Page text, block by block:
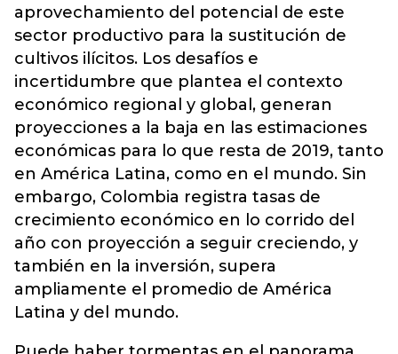
aprovechamiento del potencial de este
sector productivo para la sustitución de
cultivos ilícitos. Los desafíos e
incertidumbre que plantea el contexto
económico regional y global, generan
proyecciones a la baja en las estimaciones
económicas para lo que resta de 2019, tanto
en América Latina, como en el mundo. Sin
embargo, Colombia registra tasas de
crecimiento económico en lo corrido del
año con proyección a seguir creciendo, y
también en la inversión, supera
ampliamente el promedio de América
Latina y del mundo.